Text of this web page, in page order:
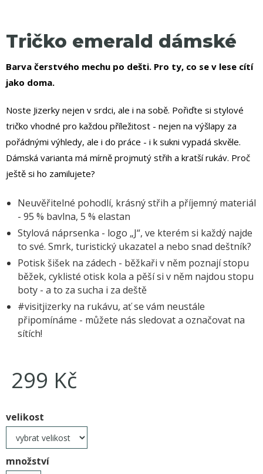
Tričko emerald dámské
Barva čerstvého mechu po dešti. Pro ty, co se v lese cítí
jako doma.
Noste Jizerky nejen v srdci, ale i na sobě. Pořiďte si stylové
tričko vhodné pro každou příležitost - nejen na výšlapy za
pořádnými výhledy, ale i do práce - i k sukni vypadá skvěle.
Dámská varianta má mírně projmutý střih a kratší rukáv. Proč
ještě si ho zamilujete?
Neuvěřitelné pohodlí, krásný střih a příjemný materiál
- 95 % bavlna, 5 % elastan
Stylová náprsenka - logo „J“, ve kterém si každý najde
to své. Smrk, turistický ukazatel a nebo snad deštník?
Potisk šišek na zádech - běžkaři v něm poznají stopu
běžek, cyklisté otisk kola a pěší si v něm najdou stopu
boty - a to za sucha i za deště
#visitjizerky na rukávu, ať se vám neustále
připomínáme - můžete nás sledovat a označovat na
sítích!
299 Kč
velikost
množství